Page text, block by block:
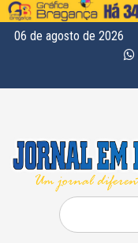
06 de agosto de 2026
Pesquisar
por: